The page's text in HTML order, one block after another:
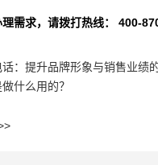
需求，请拨打热线： 400-
：提升品牌形象与销售业绩
什么用的？